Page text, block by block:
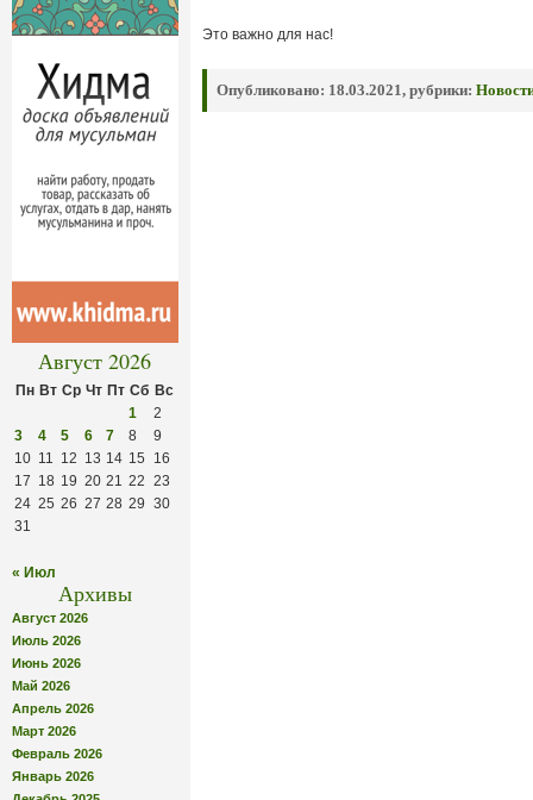
Август 2026
Пн Вт Ср Чт Пт Сб Вс
1
2
3
4 5 6 7 8
9
10 11 12 13 14 15
16
17 18 19 20 21 22 23
24 25 26 27 28 29 30
31
« Июл
Архивы
Август 2026
Июль 2026
Июнь 2026
Май 2026
Апрель 2026
Март 2026
Февраль 2026
Январь 2026
Это важно для нас!
Опубликовано: 18.03.2021, рубрики: